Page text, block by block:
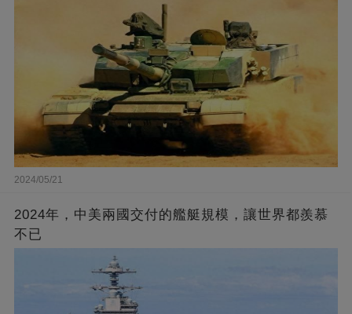
2024/05/21
2024年，中美兩國交付的艦艇規模，讓世界都羨慕
不已